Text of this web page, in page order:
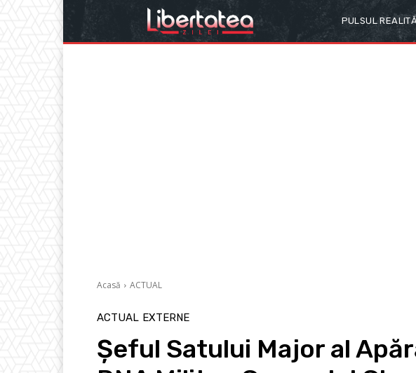
PULSUL
Acasă ACTUAL
ACTUAL EXTERNE
Șeful Satului Major al